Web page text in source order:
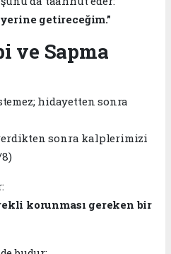
getireceğim.”
ve Sapma
hidayetten sonra
sonra kalplerimizi
korunması gereken bir